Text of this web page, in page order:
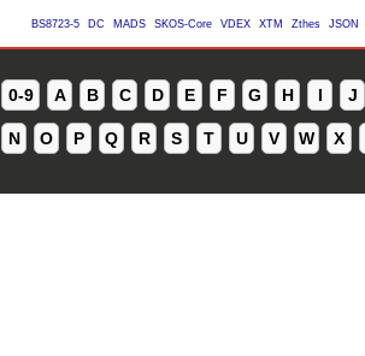
BS8723-5 DC MADS SKOS-Core VDEX XTM Zthes JSON
0-9 A B C D E F G H I J
N O P Q R S T U V W X